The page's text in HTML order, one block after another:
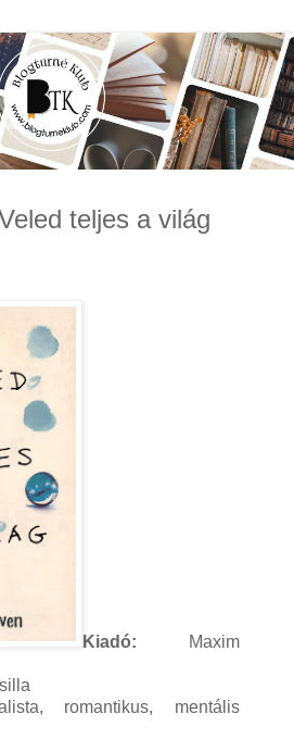
teljes a világ
Kiadó: Maxim
romantikus, mentális